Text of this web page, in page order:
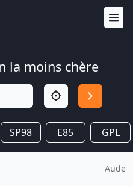
la moins chère
SP98 E85 GPL
Aude